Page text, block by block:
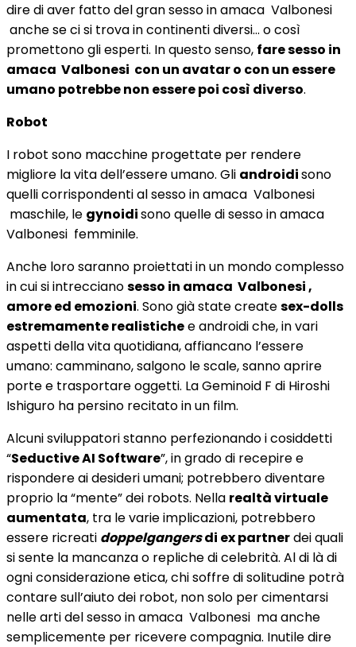
dire di aver fatto del gran sesso in amaca Valbonesi
anche se ci si trova in continenti diversi… o così
promettono gli esperti. In questo senso, fare sesso in
amaca Valbonesi con un avatar o con un essere
umano potrebbe non essere poi così diverso.
Robot
I robot sono macchine progettate per rendere
migliore la vita dell’essere umano. Gli androidisono
quelli corrispondenti al sesso in amaca Valbonesi
maschile, le gynoidisono quelle di sesso in amaca
Valbonesi femminile.
Anche loro saranno proiettati in un mondo complesso
in cui si intreccianosesso in amaca Valbonesi ,
amore ed emozioni. Sono già state createsex-dolls
estremamente realistichee androidi che, in vari
aspetti della vita quotidiana, affiancano l’essere
umano: camminano, salgono le scale, sanno aprire
porte e trasportare oggetti. La Geminoid F di Hiroshi
Ishiguro ha persino recitato in un film.
Alcuni sviluppatori stanno perfezionando i cosiddetti
“Seductive AI Software”, in grado di recepire e
rispondere ai desideri umani; potrebbero diventare
proprio la “mente” dei robots. Nella realtà virtuale
aumentata, tra le varie implicazioni, potrebbero
essere ricreati doppelgangersdi ex partnerdei quali
si sente la mancanza o repliche di celebrità. Al di là di
ogni considerazione etica, chi soffre di solitudine potrà
contare sull’aiuto dei robot, non solo per cimentarsi
nelle arti del sesso in amaca Valbonesi ma anche
semplicemente per ricevere compagnia. Inutile dire